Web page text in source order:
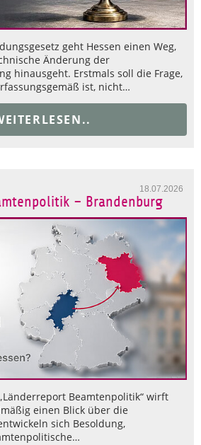
geht Hessen einen Weg,
Änderung der
hinausgeht. Erstmals soll die Frage,
ist, nicht…
18.07.2026
– Brandenburg
Beamtenpolitik“ wirft
einen Blick über die
sich Besoldung,